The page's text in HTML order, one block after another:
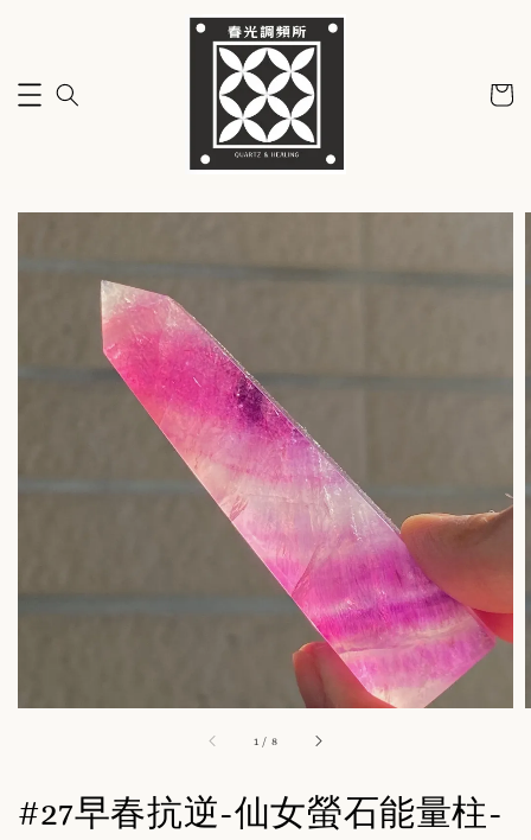
1 / 8
#27早春抗逆-仙女螢石能量柱-